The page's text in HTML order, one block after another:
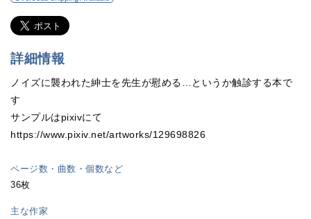
詳細情報
ノイズに襲われた紳士を先生が慰める…というか触診する本で
す
サンプルはpixivにて
https://www.pixiv.net/artworks/129698826
ページ数・曲数・個数など
36枚
主な作家